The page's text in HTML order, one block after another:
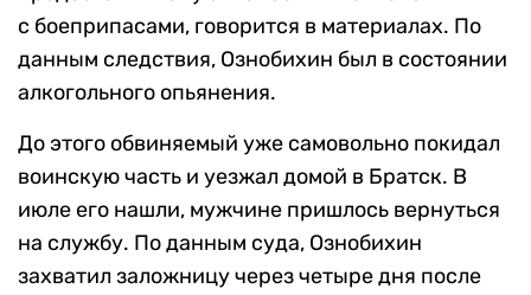
с боеприпасами, говорится в материалах. По
данным следствия, Ознобихин был в состоянии
алкогольного опьянения.
До этого обвиняемый уже самовольно покидал
воинскую часть и уезжал домой в Братск. В
июле его нашли, мужчине пришлось вернуться
на службу. По данным суда, Ознобихин
захватил заложницу через четыре дня после